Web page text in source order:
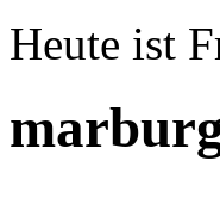
Heute ist